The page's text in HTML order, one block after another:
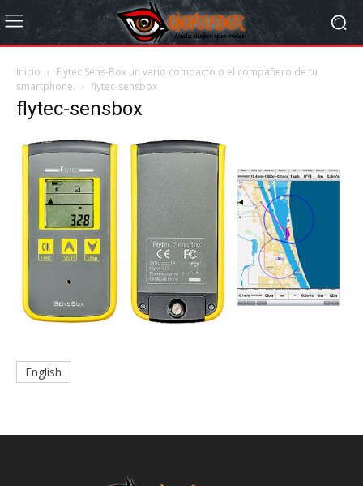
Inicio
Flytec Sens-Box un vario compacto o el compañero de tu
smartphone.
flytec-sensbox
flytec-sensbox
English